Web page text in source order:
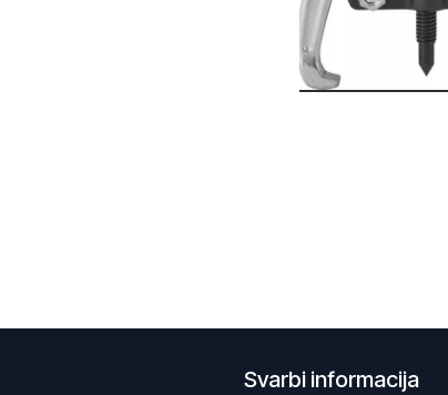
Svarbi informacija